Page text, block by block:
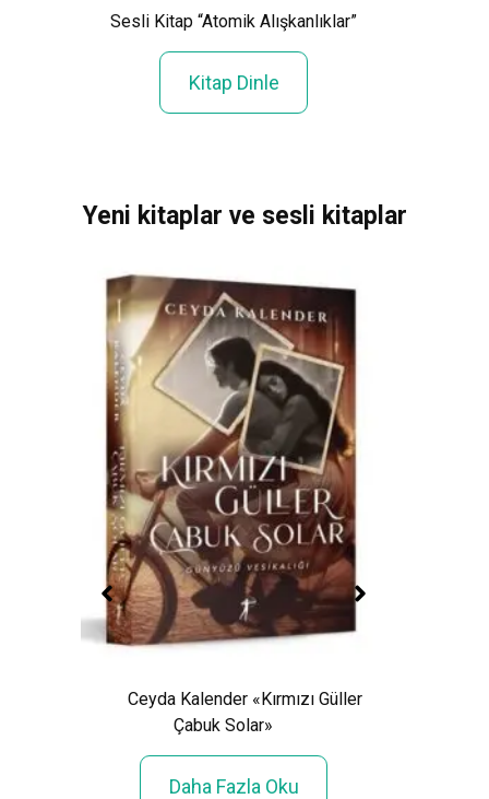
Sesli Kitap “Atomik Alışkanlıklar”
Kitap Dinle
Yeni kitaplar ve sesli kitaplar
Ceyda Kalender «Kırmızı Güller
Çabuk Solar»
Daha Fazla Oku